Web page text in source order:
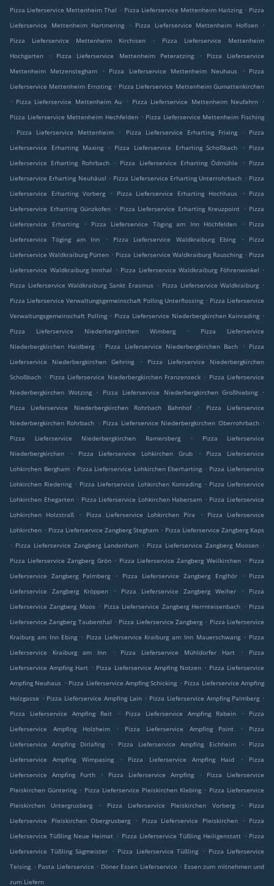
Pizza Lieferservice Mettenheim Thal . Pizza Lieferservice Mettenheim Haitzing . Pizza
Lieferservice Mettenheim Hartmering
. Pizza Lieferservice Mettenheim Hofisen
.
Pizza Lieferservice Mettenheim Kirchisen
.
Pizza Lieferservice Mettenheim
Hochgarten
. Pizza Lieferservice Mettenheim Peteratzing .
Pizza Lieferservice
Mettenheim Metzenstegham
. Pizza Lieferservice Mettenheim Neuhaus .
Pizza
Lieferservice Mettenheim Ernsting . Pizza Lieferservice Mettenheim Gumattenkirchen
. Pizza Lieferservice Mettenheim Au . Pizza Lieferservice Mettenheim Neufahrn
.
Pizza Lieferservice Mettenheim Hechfelden . Pizza Lieferservice Mettenheim Fisching
.
Pizza Lieferservice Mettenheim . Pizza Lieferservice Erharting Frixing .
Pizza
Lieferservice Erharting Maxing
. Pizza Lieferservice Erharting Schoßbach .
Pizza
Lieferservice Erharting Rohrbach
. Pizza Lieferservice Erharting Ödmühle . Pizza
Lieferservice Erharting Neuhäusl . Pizza Lieferservice Erharting Unterrohrbach . Pizza
Lieferservice Erharting Vorberg
. Pizza Lieferservice Erharting Hochhaus .
Pizza
Lieferservice Erharting Günzkofen . Pizza Lieferservice Erharting Kreuzpoint . Pizza
Lieferservice Erharting
. Pizza Lieferservice Töging am Inn Höchfelden .
Pizza
Lieferservice Töging am Inn
. Pizza Lieferservice Waldkraiburg Ebing .
Pizza
Lieferservice Waldkraiburg Pürten . Pizza Lieferservice Waldkraiburg Rausching . Pizza
Lieferservice Waldkraiburg Innthal
. Pizza Lieferservice Waldkraiburg Föhrenwinkel .
Pizza Lieferservice Waldkraiburg Sankt Erasmus . Pizza Lieferservice Waldkraiburg .
Pizza Lieferservice Verwaltungsgemeinschaft Polling Unterflossing . Pizza Lieferservice
Verwaltungsgemeinschaft Polling . Pizza Lieferservice Niederbergkirchen Kainrading .
Pizza Lieferservice Niederbergkirchen Wimberg
.
Pizza Lieferservice
Niederbergkirchen Haidberg
. Pizza Lieferservice Niederbergkirchen Bach . Pizza
Lieferservice Niederbergkirchen Gehring
.
Pizza Lieferservice Niederbergkirchen
Schoßbach . Pizza Lieferservice Niederbergkirchen Franzenseck . Pizza Lieferservice
Niederbergkirchen Wotzing
. Pizza Lieferservice Niederbergkirchen Großhiebing
.
Pizza Lieferservice Niederbergkirchen Rohrbach Bahnhof
.
Pizza Lieferservice
Niederbergkirchen Rohrbach . Pizza Lieferservice Niederbergkirchen Oberrohrbach .
Pizza Lieferservice Niederbergkirchen Ramersberg
.
Pizza Lieferservice
Niederbergkirchen
. Pizza Lieferservice Lohkirchen Grub .
Pizza Lieferservice
Lohkirchen Bergham . Pizza Lieferservice Lohkirchen Eberharting . Pizza Lieferservice
Lohkirchen Riedering . Pizza Lieferservice Lohkirchen Konrading . Pizza Lieferservice
Lohkirchen Ehegarten . Pizza Lieferservice Lohkirchen Habersam . Pizza Lieferservice
Lohkirchen Holzstraß
. Pizza Lieferservice Lohkirchen Pira .
Pizza Lieferservice
Lohkirchen . Pizza Lieferservice Zangberg Stegham . Pizza Lieferservice Zangberg Kaps
. Pizza Lieferservice Zangberg Landenham . Pizza Lieferservice Zangberg Moosen .
Pizza Lieferservice Zangberg Grön . Pizza Lieferservice Zangberg Weilkirchen . Pizza
Lieferservice Zangberg Palmberg
. Pizza Lieferservice Zangberg Englhör .
Pizza
Lieferservice Zangberg Kröppen
. Pizza Lieferservice Zangberg Weiher .
Pizza
Lieferservice Zangberg Moos . Pizza Lieferservice Zangberg Herrnteisenbach . Pizza
Lieferservice Zangberg Taubenthal . Pizza Lieferservice Zangberg . Pizza Lieferservice
Kraiburg am Inn Ebing . Pizza Lieferservice Kraiburg am Inn Mauerschwang . Pizza
Lieferservice Kraiburg am Inn
. Pizza Lieferservice Mühldorfer Hart .
Pizza
Lieferservice Ampfing Hart . Pizza Lieferservice Ampfing Notzen . Pizza Lieferservice
Ampfing Neuhaus . Pizza Lieferservice Ampfing Schicking . Pizza Lieferservice Ampfing
Holzgasse . Pizza Lieferservice Ampfing Lain . Pizza Lieferservice Ampfing Palmberg .
Pizza Lieferservice Ampfing Reit
. Pizza Lieferservice Ampfing Rabein .
Pizza
Lieferservice Ampfing Holzheim
. Pizza Lieferservice Ampfing Point .
Pizza
Lieferservice Ampfing Dirlafing
. Pizza Lieferservice Ampfing Eichheim .
Pizza
Lieferservice Ampfing Wimpasing
. Pizza Lieferservice Ampfing Haid .
Pizza
Lieferservice Ampfing Furth
. Pizza Lieferservice Ampfing .
Pizza Lieferservice
Pleiskirchen Güntering . Pizza Lieferservice Pleiskirchen Klebing . Pizza Lieferservice
Pleiskirchen Untergrusberg
. Pizza Lieferservice Pleiskirchen Vorberg .
Pizza
Lieferservice Pleiskirchen Obergrusberg
. Pizza Lieferservice Pleiskirchen .
Pizza
Lieferservice Tüßling Neue Heimat . Pizza Lieferservice Tüßling Heiligenstatt . Pizza
Lieferservice Tüßling Sägmeister
. Pizza Lieferservice Tüßling . Pizza Lieferservice
Teising . Pasta Lieferservice . Döner Essen Lieferservice . Essen zum mitnehmen und
zum Liefern